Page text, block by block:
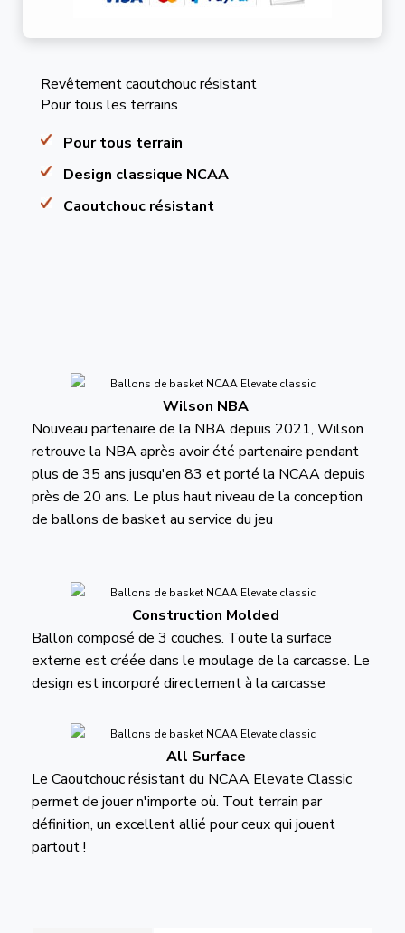
Revêtement caoutchouc résistant
Pour tous les terrains
Pour tous terrain
Design classique NCAA
Caoutchouc résistant
Wilson NBA
Nouveau partenaire de la NBA depuis 2021, Wilson
retrouve la NBA après avoir été partenaire pendant
plus de 35 ans jusqu'en 83 et porté la NCAA depuis
près de 20 ans. Le plus haut niveau de la conception
de ballons de basket au service du jeu
Construction Molded
Ballon composé de 3 couches. Toute la surface
externe est créée dans le moulage de la carcasse. Le
design est incorporé directement à la carcasse
All Surface
Le Caoutchouc résistant du NCAA Elevate Classic
permet de jouer n'importe où. Tout terrain par
définition, un excellent allié pour ceux qui jouent
partout !